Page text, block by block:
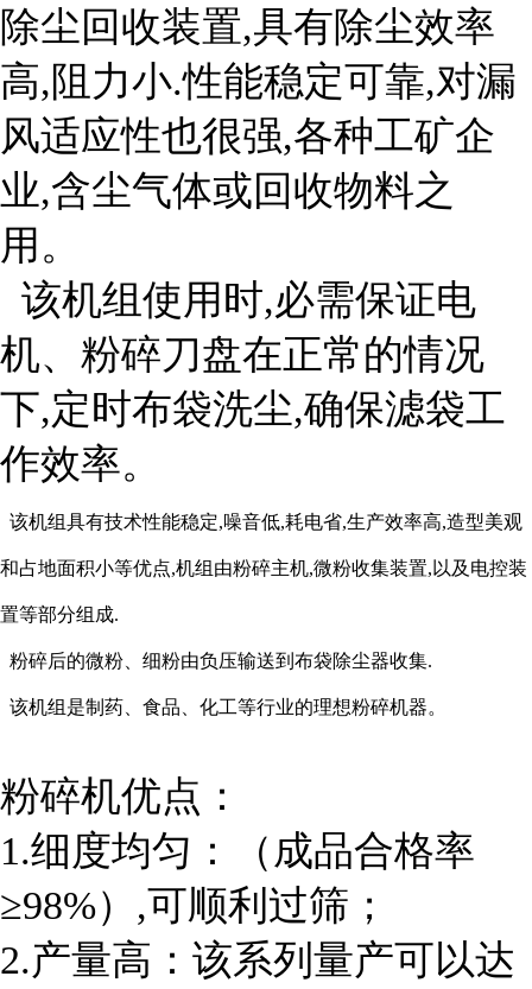
除尘回收装置,具有除尘效率
高,阻力小.性能稳定可靠,对漏
风适应性也很强,各种工矿企
业,含尘气体或回收物料之
用。
该机组使用时,必需保证电
机、粉碎刀盘在正常的情况
下,定时布袋洗尘,确保滤袋工
作效率。
该机组具有技术性能稳定,噪音低,耗电省,生产效率高,造型美观
和占地面积小等优点,机组由粉碎主机,微粉收集装置,以及电控装
置等部分组成.
粉碎后的微粉、细粉由负压输送到布袋除尘器收集.
该机组是制药、食品、化工等行业的理想粉碎机器。
粉碎机优点：
1.细度均匀：（成品合格率
≥98%）,可顺利过筛；
2.产量高：该系列量产可以达